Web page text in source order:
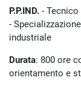
P.P.IND. - Tecnico
-
industriale
Durata: 800 ore
orientamento e